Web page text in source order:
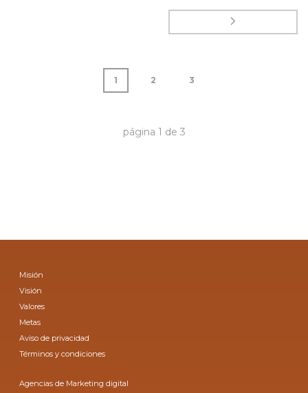
1 2 3
página 1 de 3
Misión
Visión
Valores
Metas
Aviso de privacidad
Términos y condiciones
Agencias de Marketing digital